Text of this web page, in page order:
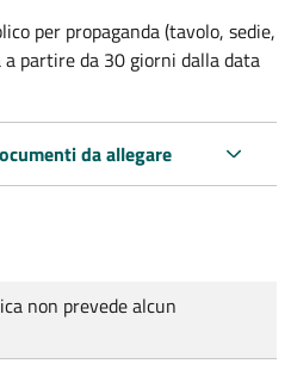
per propaganda (tavolo, sedie,
a partire da 30 giorni dalla data
da allegare
non prevede alcun